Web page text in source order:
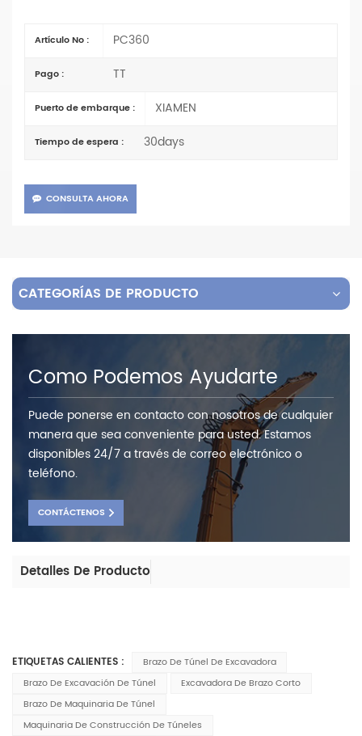
Artículo No : PC360
Pago : TT
Puerto de embarque : XIAMEN
Tiempo de espera : 30days
CONSULTA AHORA
CATEGORÍAS DE PRODUCTO
Como Podemos Ayudarte
Puede ponerse en contacto con nosotros de cualquier
manera que sea conveniente para usted. Estamos
disponibles 24/7 a través de correo electrónico o
teléfono.
CONTÁCTENOS
Detalles De Producto
ETIQUETAS CALIENTES :
Brazo De Túnel De Excavadora
Brazo De Excavación De Túnel
Excavadora De Brazo Corto
Brazo De Maquinaria De Túnel
Maquinaria De Construcción De Túneles